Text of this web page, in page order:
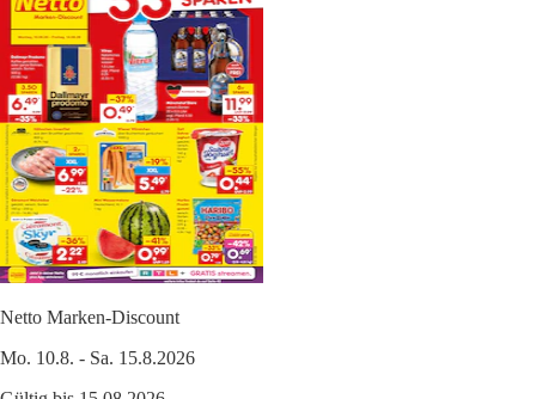
Netto Marken-Discount
Mo. 10.8. - Sa. 15.8.2026